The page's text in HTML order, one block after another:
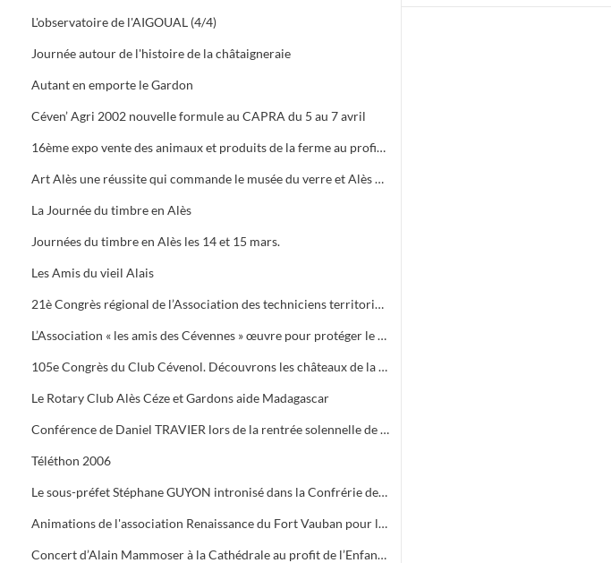
L'observatoire de l'AIGOUAL (4/4)
Journée autour de l'histoire de la châtaigneraie
Autant en emporte le Gardon
Céven’ Agri 2002 nouvelle formule au CAPRA du 5 au 7 avril
16ème expo vente des animaux et produits de la ferme au profit des orphelins des sapeurs-pompiers aux halles de Bruèges
Art Alès une réussite qui commande le musée du verre et Alès capitale des Cévennes, départ du chemin des verriers.
La Journée du timbre en Alès
Journées du timbre en Alès les 14 et 15 mars.
Les Amis du vieil Alais
21è Congrès régional de l’Association des techniciens territoriaux.
L’Association « les amis des Cévennes » œuvre pour protéger le patrimoine cévenol.
105e Congrès du Club Cévenol. Découvrons les châteaux de la Vaunage
Le Rotary Club Alès Céze et Gardons aide Madagascar
Conférence de Daniel TRAVIER lors de la rentrée solennelle de l'Académie Cévenole
Téléthon 2006
Le sous-préfet Stéphane GUYON intronisé dans la Confrérie des Mange Tripes
Animations de l'association Renaissance du Fort Vauban pour le Téléthon
Concert d’Alain Mammoser à la Cathédrale au profit de l’Enfance Inadaptée.